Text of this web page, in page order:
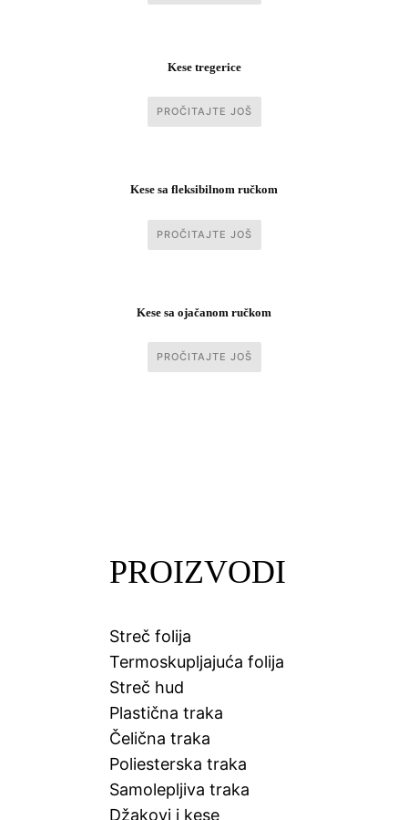
Kese tregerice
PROČITAJTE JOŠ
Kese sa fleksibilnom ručkom
PROČITAJTE JOŠ
Kese sa ojačanom ručkom
PROČITAJTE JOŠ
PROIZVODI
Streč folija
Termoskupljajuća folija
Streč hud
Plastična traka
Čelična traka
Poliesterska traka
Samolepljiva traka
Džakovi i kese